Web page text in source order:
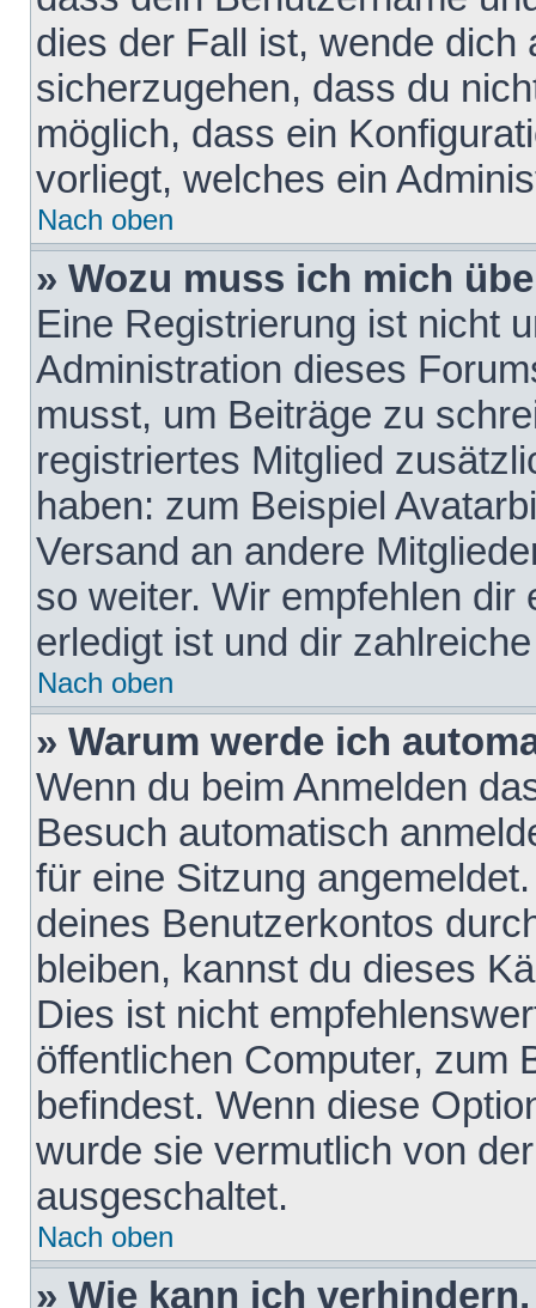
dies der Fall ist, wende dich
sicherzugehen, dass du
möglich, dass ein
vorliegt, welches ein
Nach oben
» Wozu muss ich mich
Eine Registrierung ist nicht
Administration dieses
musst, um Beiträge zu
registriertes Mitglied
haben: zum Beispiel
Versand an andere
so weiter. Wir empfehlen
erledigt ist und dir
Nach oben
» Warum werde ich
Wenn du beim Anmelden
Besuch automatisch
für eine Sitzung
deines Benutzerkontos
bleiben, kannst du dieses
Dies ist nicht
öffentlichen Computer, zum
befindest. Wenn diese
wurde sie vermutlich von
ausgeschaltet.
Nach oben
» Wie kann ich